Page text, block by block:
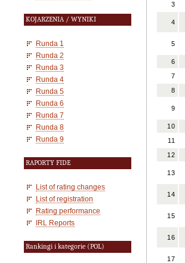
KOJARZENIA / WYNIKI
Runda 1
Runda 2
Runda 3
Runda 4
Runda 5
Runda 6
Runda 7
Runda 8
Runda 9
RAPORTY FIDE
List of rating changes
List of registration
Rating performance
IRL Reports
Rankingi i kategorie (POL)
3
4
5
6
7
8
9
10
11
12
13
14
15
16
17